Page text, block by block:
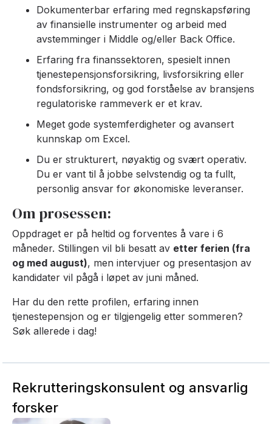
Dokumenterbar erfaring med regnskapsføring
av finansielle instrumenter og arbeid med
avstemminger i Middle og/eller Back Office.
Erfaring fra finanssektoren, spesielt innen
tjenestepensjonsforsikring, livsforsikring eller
fondsforsikring, og god forståelse av bransjens
regulatoriske rammeverk er et krav.
Meget gode systemferdigheter og avansert
kunnskap om Excel.
Du er strukturert, nøyaktig og svært operativ.
Du er vant til å jobbe selvstendig og ta fullt,
personlig ansvar for økonomiske leveranser.
Om prosessen:
Oppdraget er på heltid og forventes å vare i 6
måneder. Stillingen vil bli besatt av etter ferien (fra
og med august), men intervjuer og presentasjon av
kandidater vil pågå i løpet av juni måned.
Har du den rette profilen, erfaring innen
tjenestepensjon og er tilgjengelig etter sommeren?
Søk allerede i dag!
Rekrutteringskonsulent og ansvarlig
forsker